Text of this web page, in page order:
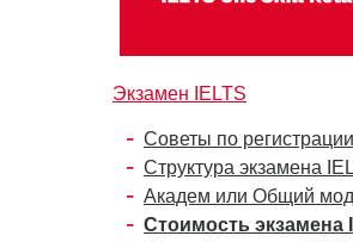
Экзамен IELTS
Советы по регистрации
Структура экзамена
Академ или Общий
Стоимость экзамена